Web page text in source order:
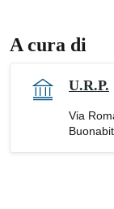
A cura di
U.R.P.
Via